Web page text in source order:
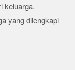
keluarga.
yang dilengkapi